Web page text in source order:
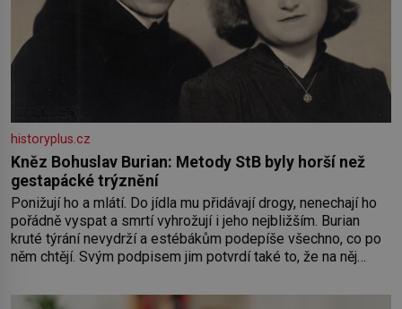
historyplus.cz
Kněz Bohuslav Burian: Metody StB byly horší než
gestapácké trýznění
Ponižují ho a mlátí. Do jídla mu přidávají drogy, nenechají ho
pořádně vyspat a smrtí vyhrožují i jeho nejbližším. Burian
kruté týrání nevydrží a estébákům podepíše všechno, co po
něm chtějí. Svým podpisem jim potvrdí také to, že na něj
Syn brněnského řezníka chce být knězem a